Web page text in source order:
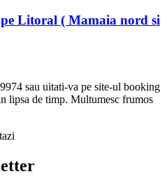
Litoral ( Mamaia nord si
sau uitati-va pe site-ul booking
lipsa de timp. Multumesc frumos